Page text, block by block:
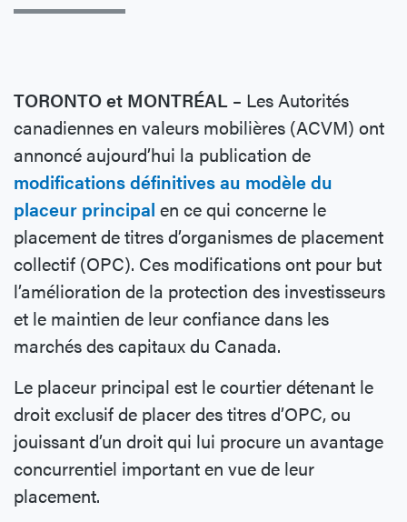
TORONTO et MONTRÉAL – Les Autorités
canadiennes en valeurs mobilières (ACVM) ont
annoncé aujourd’hui la publication de
modifications définitives au modèle du
placeur principal en ce qui concerne le
placement de titres d’organismes de placement
collectif (OPC). Ces modifications ont pour but
l’amélioration de la protection des investisseurs
et le maintien de leur confiance dans les
marchés des capitaux du Canada.
Le placeur principal est le courtier détenant le
droit exclusif de placer des titres d’OPC, ou
jouissant d’un droit qui lui procure un avantage
concurrentiel important en vue de leur
placement.